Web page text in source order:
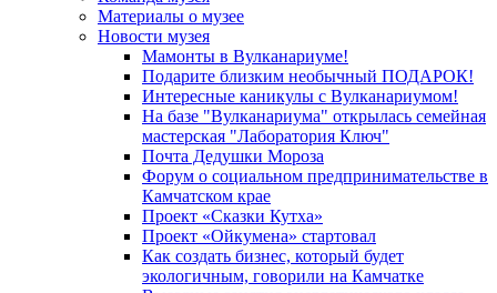
Материалы о музее
Новости музея
Мамонты в Вулканариуме!
Подарите близким необычный ПОДАРОК!
Интересные каникулы с Вулканариумом!
На базе "Вулканариума" открылась семейная
мастерская "Лаборатория Ключ"
Почта Дедушки Мороза
Форум о социальном предпринимательстве в
Камчатском крае
Проект «Сказки Кутха»
Проект «Ойкумена» стартовал
Как создать бизнес, который будет
экологичным, говорили на Камчатке